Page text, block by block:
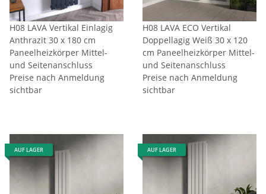
H08 LAVA Vertikal Einlagig
Anthrazit 30 x 180 cm
Paneelheizkörper Mittel-
und Seitenanschluss
Preise nach Anmeldung
sichtbar
H08 LAVA ECO Vertikal
Doppellagig Weiß 30 x 120
cm Paneelheizkörper Mittel-
und Seitenanschluss
Preise nach Anmeldung
sichtbar
AUF LAGER AUF LAGER